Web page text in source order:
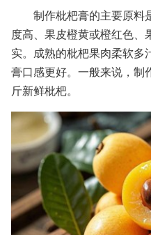
制作枇杷膏的主要原料
度高、果皮橙黄或橙红色、
实。成熟的枇杷果肉柔软多
膏口感更好。一般来说，制
斤新鲜枇杷。